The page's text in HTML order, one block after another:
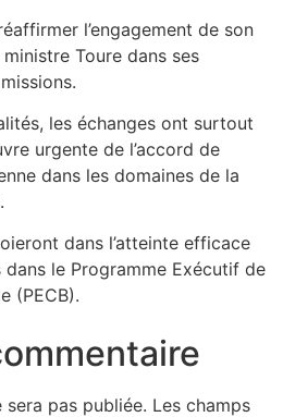
l’engagement de son
Toure dans ses
les échanges ont surtout
urgente de l’accord de
dans les domaines de la
dans l’atteinte efficace
le Programme Exécutif de
(PECB).
pas publiée. Les champs